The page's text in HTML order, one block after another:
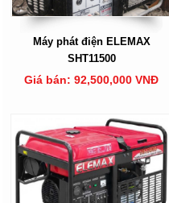
Máy phát điện ELEMAX
SHT11500
Giá bán: 92,500,000 VNĐ